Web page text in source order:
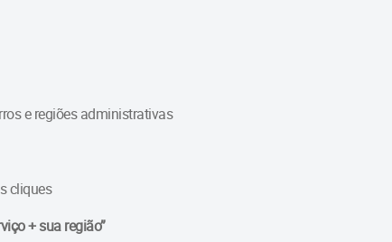
e regiões administrativas
cliques
+ sua região”